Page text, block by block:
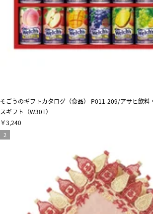
そごうのギフトカタログ（食品） P011-209/アサヒ飲料
スギフト（W30T）
￥3,240